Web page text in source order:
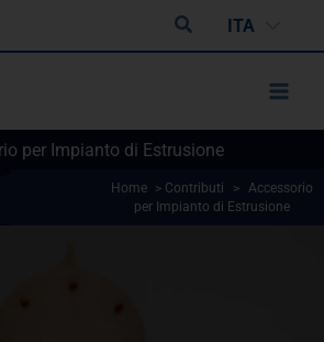
Cerca ITA
per Impianto di Estrusione
Home > Contributi >
Accessorio
per Impianto di Estrusione